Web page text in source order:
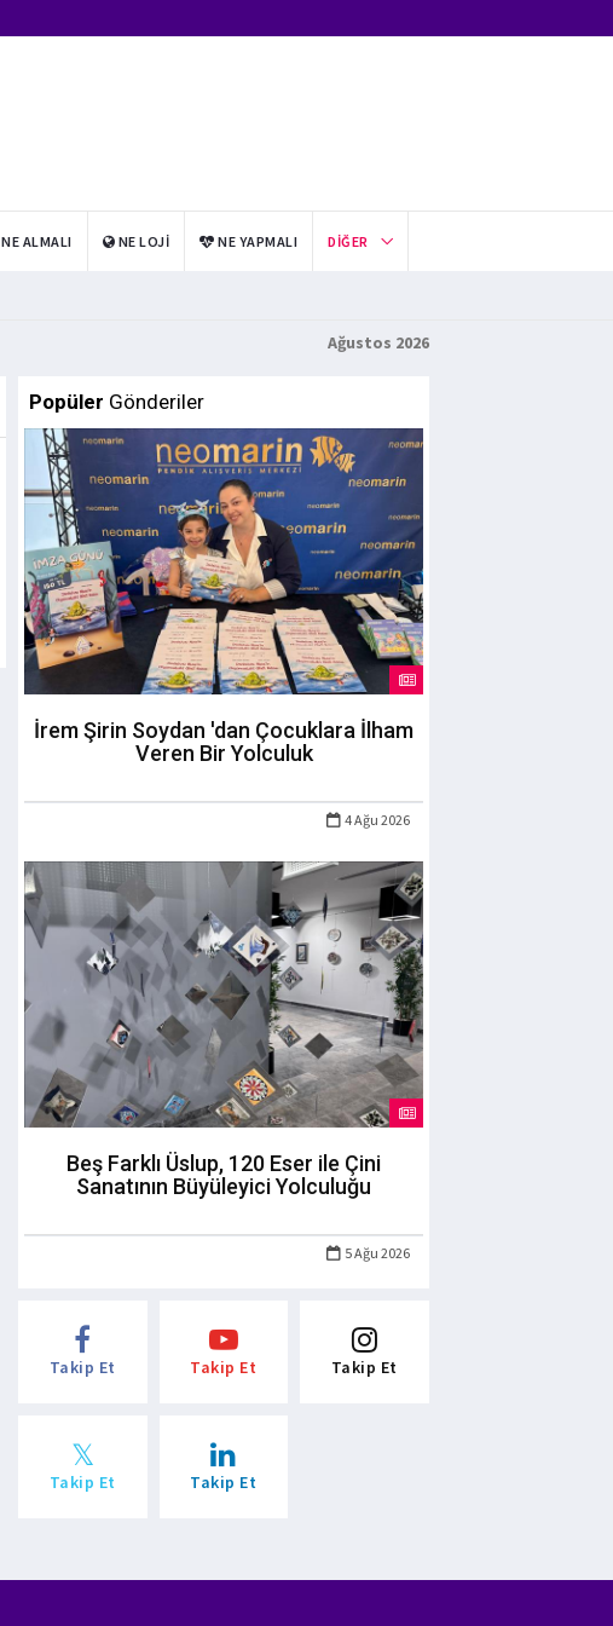
NE ALMALI NE LOJI NE YAPMALI DIĞER
Ağustos 2026
Popüler Gönderiler
İrem Şirin Soydan 'dan Çocuklara İlham
Veren Bir Yolculuk
4 Ağu 2026
Beş Farklı Üslup, 120 Eser ile Çini
Sanatının Büyüleyici Yolculuğu
5 Ağu 2026
Takip Et Takip Et Takip Et
Takip Et Takip Et